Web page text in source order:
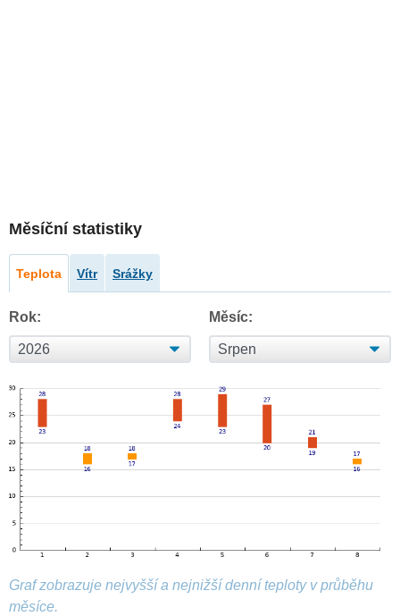
Měsíční statistiky
Teplota Vítr Srážky
Rok: Měsíc:
Graf zobrazuje nejvyšší a nejnižší denní teploty v průběhu
měsíce.